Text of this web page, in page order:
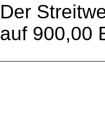
Der
auf 900,00